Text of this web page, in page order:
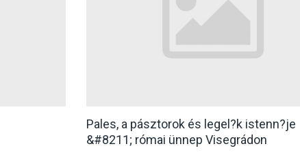
Pales, a pásztorok és legel?k istenn?je
&#8211; római ünnep Visegrádon